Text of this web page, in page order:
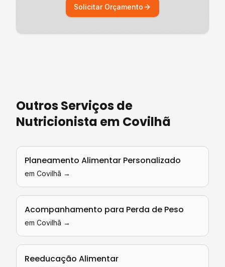
Solicitar Orçamento
Outros Serviços de
Nutricionista em Covilhã
Planeamento Alimentar Personalizado
em Covilhã →
Acompanhamento para Perda de Peso
em Covilhã →
Reeducação Alimentar